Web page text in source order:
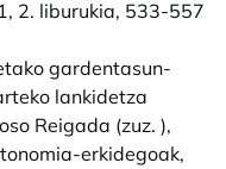
2. liburukia, 533-557
gardentasun-
lankidetza
Reigada (zuz. ),
erkidegoak,